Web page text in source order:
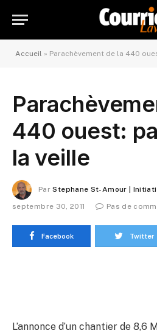
Accueil » Parachèvement de la 440
440 ouest:
la veille
Par Stephane St-Amour |
septembre 30, 2011
Pas de
Facebook Twitter
L’annonce d’un chantier de 8,6